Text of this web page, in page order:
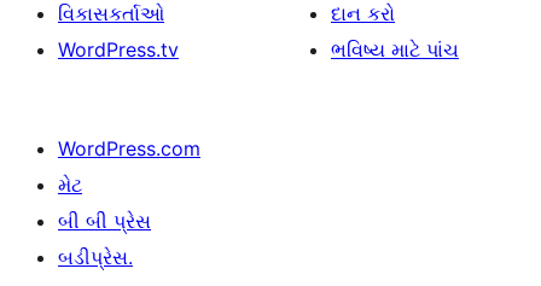
વિકાસકર્તાઓ
WordPress.tv
દાન કરો
ભવિષ્ય માટે પાંચ
WordPress.com
મેટ
બી બી પ્રેસ
બડીપ્રેસ.